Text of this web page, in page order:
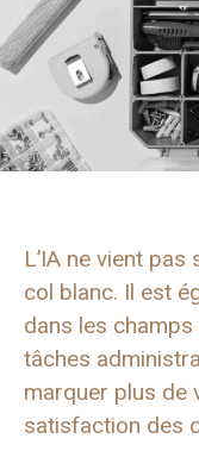
L’IA ne vient
col blanc. Il est
dans les
tâches
marquer plus de
satisfaction des